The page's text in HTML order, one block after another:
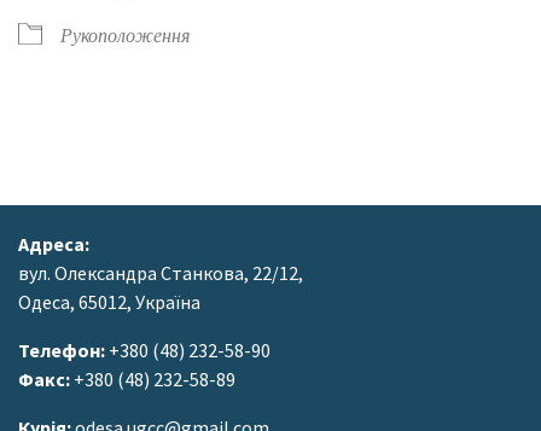
Рукоположення
Адреса:
вул. Олександра Станкова, 22/12,
Одеса, 65012, Україна
Телефон: +380 (48) 232-58-90
Факс: +380 (48) 232-58-89